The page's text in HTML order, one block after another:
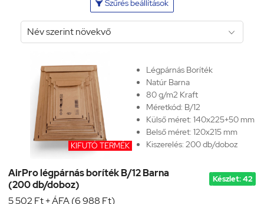
 Szűrés beállítások
KIFUTÓ TERMÉK
Légpárnás Boríték
Natúr Barna
80 g/m2 Kraft
Méretkód: B/12
Külső méret: 140x225+50 mm
Belső méret: 120x215 mm
Kiszerelés: 200 db/doboz
AirPro légpárnás boríték B/12 Barna
(200 db/doboz)
Készlet: 42
5 502 Ft + ÁFA (6 988 Ft)